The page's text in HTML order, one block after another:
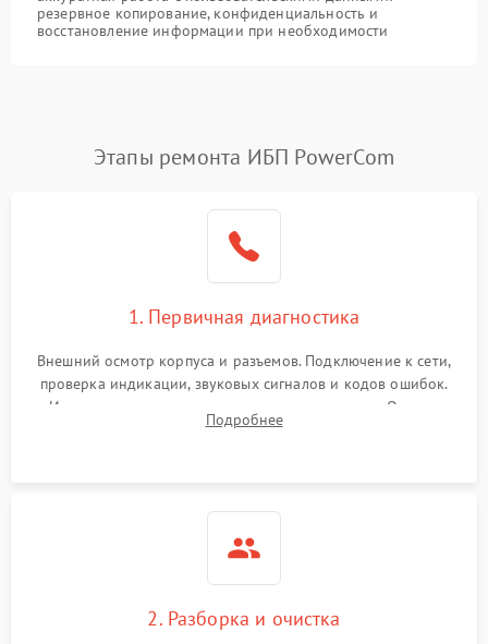
резервное копирование, конфиденциальность и
восстановление информации при необходимости
Этапы ремонта ИБП PowerCom
1. Первичная диагностика
Внешний осмотр корпуса и разъемов. Подключение к сети,
проверка индикации, звуковых сигналов и кодов ошибок.
Измерение входного и выходного напряжения. Оценка
реакции ИБП на отключение основного питания без
Подробнее
2. Разборка и очистка